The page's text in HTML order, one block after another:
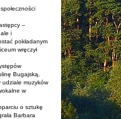
–
i
pokładanym
wręczył
Bugajską,
udziale muzyków
w
o sztukę
Barbara